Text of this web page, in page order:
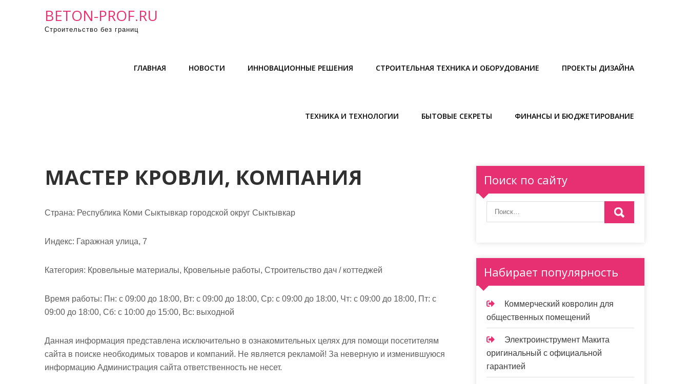
BETON-PROF.RU
Строительство без границ
ГЛАВНАЯ НОВОСТИ ИННОВАЦИОННЫЕ РЕШЕНИЯ СТРОИТЕЛЬНАЯ ТЕХНИКА И ОБОРУДОВАНИЕ ПРОЕКТЫ ДИЗАЙНА
ТЕХНИКА И ТЕХНОЛОГИИ БЫТОВЫЕ СЕКРЕТЫ ФИНАНСЫ И БЮДЖЕТИРОВАНИЕ
МАСТЕР КРОВЛИ, КОМПАНИЯ
Страна: Республика Коми Сыктывкар городской округ Сыктывкар
Индекс: Гаражная улица, 7
Категория: Кровельные материалы, Кровельные работы, Строительство дач / коттеджей
Время работы: Пн: с 09:00 до 18:00, Вт: с 09:00 до 18:00, Ср: с 09:00 до 18:00, Чт: с 09:00 до 18:00, Пт: с
09:00 до 18:00, Сб: с 10:00 до 15:00, Вс: выходной
Данная информация представлена исключительно в ознакомительных целях для помощи посетителям
сайта в поиске необходимых товаров и компаний. Не является рекламой! За неверную и изменившуюся
информацию Администрация сайта ответственность не несет.
Поиск по сайту
Набирает популярность
Коммерческий ковролин для
общественных помещений
Электроинструмент Макита
оригинальный с официальной
гарантией